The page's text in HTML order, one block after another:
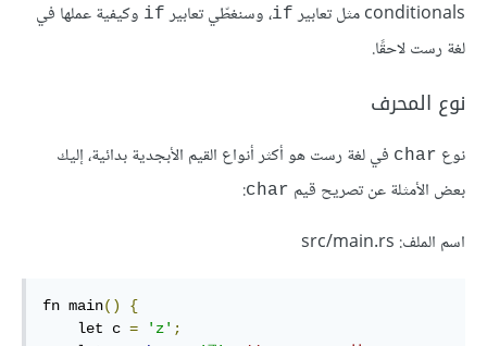
conditionals مثل تعابير
if، وسنغطّي تعابير if وكيفية عملها في
لغة رست لاحقًا.
نوع المحرف
نوع char في لغة رست هو أكثر أنواع القيم الأبجدية بدائية، إليك
بعض الأمثلة عن تصريح قيم char
:
اسم الملف: src/main.rs
fn main()
{
    let c
= 'z' ;